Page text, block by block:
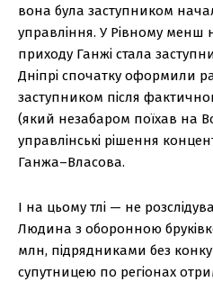
вона була заступником
управління. У Рівному менш
приходу Ганжі стала
Дніпрі спочатку оформили
заступником після
(який незабаром поїхав на
управлінські рішення
Ганжа–Власова.
І на цьому тлі — не
Людина з оборонною
млн, підрядниками без
супутницею по регіонах